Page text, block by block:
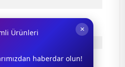
×
Ürünleri
haberdar olun!